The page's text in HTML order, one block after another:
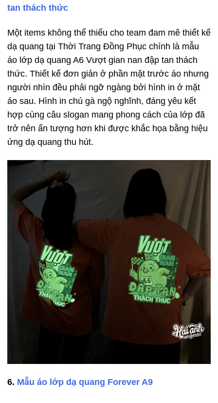
tan thách thức
Một items không thể thiếu cho team đam mê thiết kế
dạ quang tại Thời Trang Đồng Phục chính là mẫu
áo lớp dạ quang A6 Vượt gian nan đập tan thách
thức. Thiết kế đơn giản ở phần mặt trước áo nhưng
người nhìn đều phải ngỡ ngàng bởi hình in ở mặt
áo sau. Hình in chú gà ngộ nghĩnh, đáng yêu kết
hợp cùng câu slogan mang phong cách của lớp đã
trở nên ấn tượng hơn khi được khắc họa bằng hiệu
ứng dạ quang thu hút.
6. Mẫu áo lớp dạ quang Forever A9